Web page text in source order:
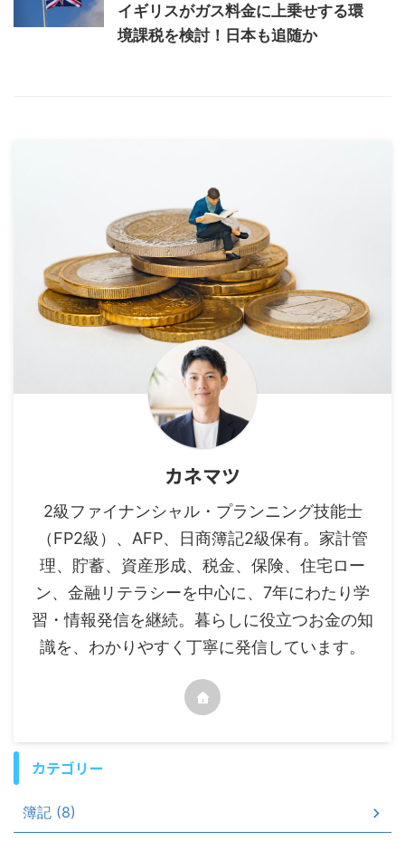
イギリスがガス料金に上乗せする環
境課税を検討！日本も追随か
カネマツ
2級ファイナンシャル・プランニング技能士
（FP2級）、AFP、日商簿記2級保有。家計管
理、貯蓄、資産形成、税金、保険、住宅ロー
ン、金融リテラシーを中心に、7年にわたり学
習・情報発信を継続。暮らしに役立つお金の知
識を、わかりやすく丁寧に発信しています。
カテゴリー
簿記 (8)